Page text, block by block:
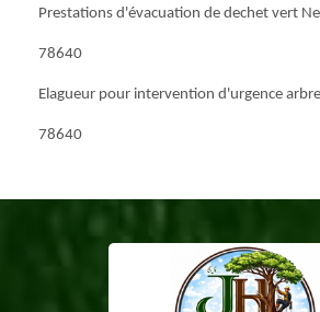
Prestations d'évacuation de dechet vert
78640
Elagueur pour intervention d'urgence
78640